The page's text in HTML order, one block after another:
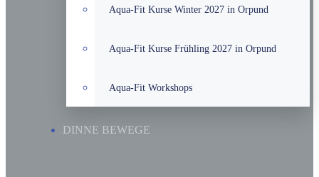
Aqua-Fit Kurse Winter 2027 in Orpund
Aqua-Fit Kurse Frühling 2027 in Orpund
Aqua-Fit Workshops
DINNE BEWEGE